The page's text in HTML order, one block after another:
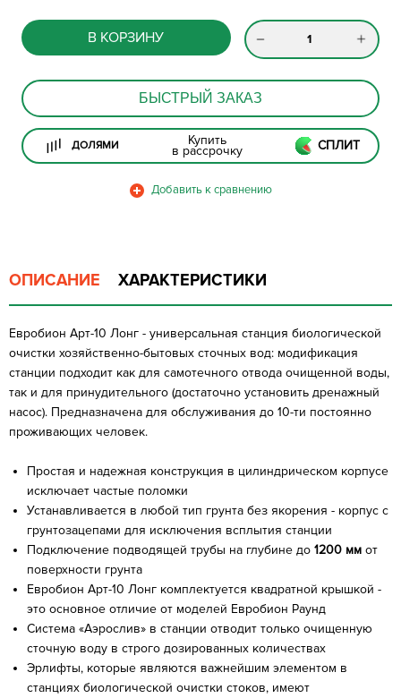
В КОРЗИНУ
БЫСТРЫЙ ЗАКАЗ
ДОЛЯМИ Купить
в рассрочку СПЛИТ
ОПИСАНИЕ ХАРАКТЕРИСТИКИ
Евробион Арт-10 Лонг - универсальная станция биологической
очистки хозяйственно-бытовых сточных вод: модификация
станции подходит как для самотечного отвода очищенной воды,
так и для принудительного (достаточно установить дренажный
насос). Предназначена для обслуживания до 10-ти постоянно
проживающих человек.
Простая и надежная конструкция в цилиндрическом корпусе
исключает частые поломки
Устанавливается в любой тип грунта без якорения - корпус с
грунтозацепами для исключения всплытия станции
Подключение подводящей трубы на глубине до 1200 мм от
поверхности грунта
Евробион Арт-10 Лонг комплектуется квадратной крышкой -
это основное отличие от моделей Евробион Раунд
Система «Аэрослив» в станции отводит только очищенную
сточную воду в строго дозированных количествах
Эрлифты, которые являются важнейшим элементом в
станциях биологической очистки стоков, имеют